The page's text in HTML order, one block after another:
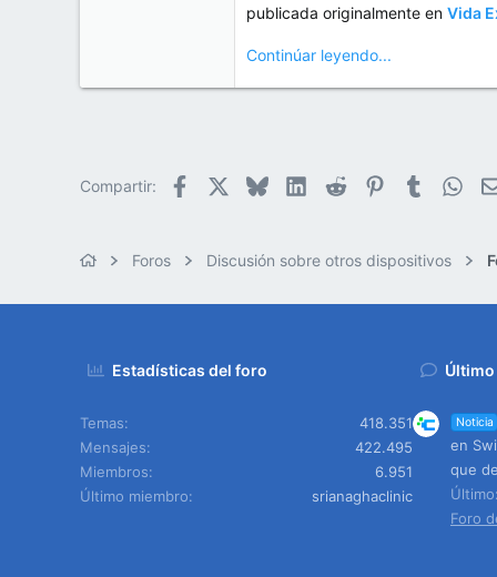
publicada originalmente en Vida
Continúar leyendo...
Compartir: Facebook BlueskyLinkedIn
Reddit PinterestTumblr
Foros Discusión sobre otros dispositivos
Estadísticas del foro
Temas
418.351
Mensajes
422.495
Miembros
6.951
Último miembro
srianaghaclinic
Noticia
en
que
Foro